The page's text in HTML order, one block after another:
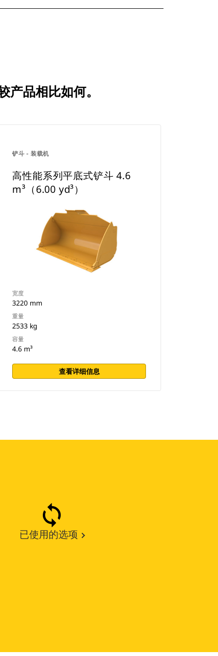
产品相比如何。
铲斗 - 装载机
高性能系列平底式铲斗 4.6
m³（6.00 yd³）
宽度
3220 mm
重量
2533 kg
容量
4.6 m³
查看详细信息
已使用的选项